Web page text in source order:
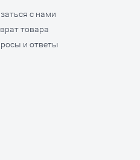
с нами
товара
и ответы